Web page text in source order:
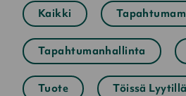
Kaikki
Tapahtumanhallinta
Tuote Töissä Lyytillä